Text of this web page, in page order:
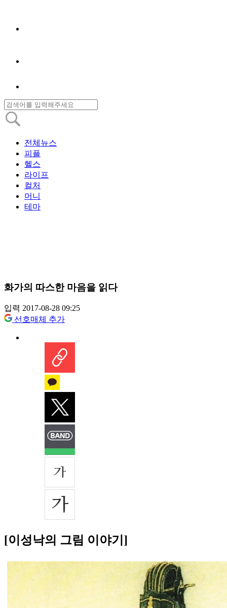
전체뉴스
피플
헬스
라이프
컬처
머니
테마
화가의 따스한 마음을 읽다
입력 2017-08-28 09:25
선호매체 추가
[이성낙의 그림 이야기]